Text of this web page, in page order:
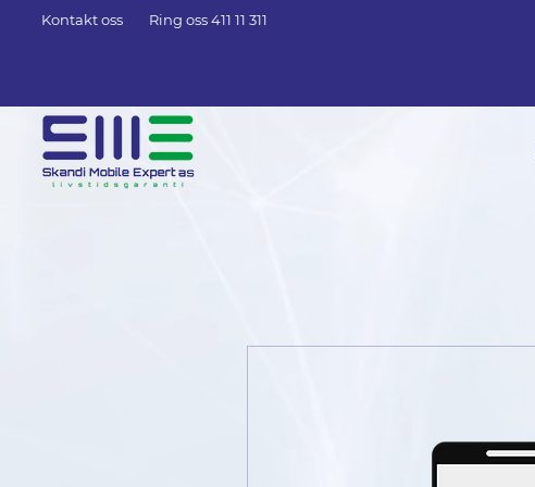
Kontakt oss Ring oss 411 11 311